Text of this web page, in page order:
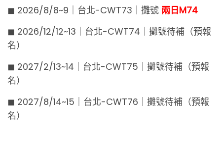
◼︎ 2026/8/8~9｜台北-CWT73｜攤號 兩日M74
◼︎ 2026/12/12~13｜台北-CWT74｜攤號待補（預報
名）
◼︎ 2027/2/13~14｜台北-CWT75｜攤號待補（預報
名）
◼︎ 2027/8/14~15｜台北-CWT76｜攤號待補（預報
名）